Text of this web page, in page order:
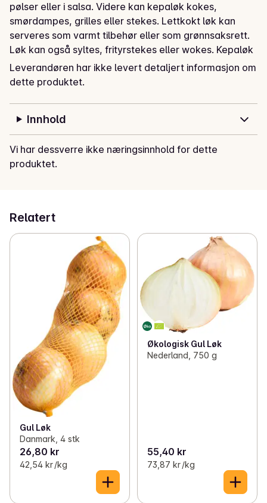
pølser eller i salsa. Videre kan kepaløk kokes,
smørdampes, grilles eller stekes. Lettkokt løk kan
serveres som varmt tilbehør eller som grønnsaksrett.
Løk kan også syltes, frityrstekes eller wokes. Kepaløk
har en sterk lukt og smak, som blir mildere og søtere
ved steking. Skal man bruke løken rå, kan man fjerne
stund før bruk.
Leverandøren har ikke levert detaljert informasjon om
dette produktet.
Innhold
Vi har dessverre ikke næringsinnhold for dette
produktet.
Relatert
Gul Løk
Danmark, 4 stk
26,80 kr
42,54 kr /kg
Økologisk Gul Løk
Nederland, 750 g
55,40 kr
73,87 kr /kg